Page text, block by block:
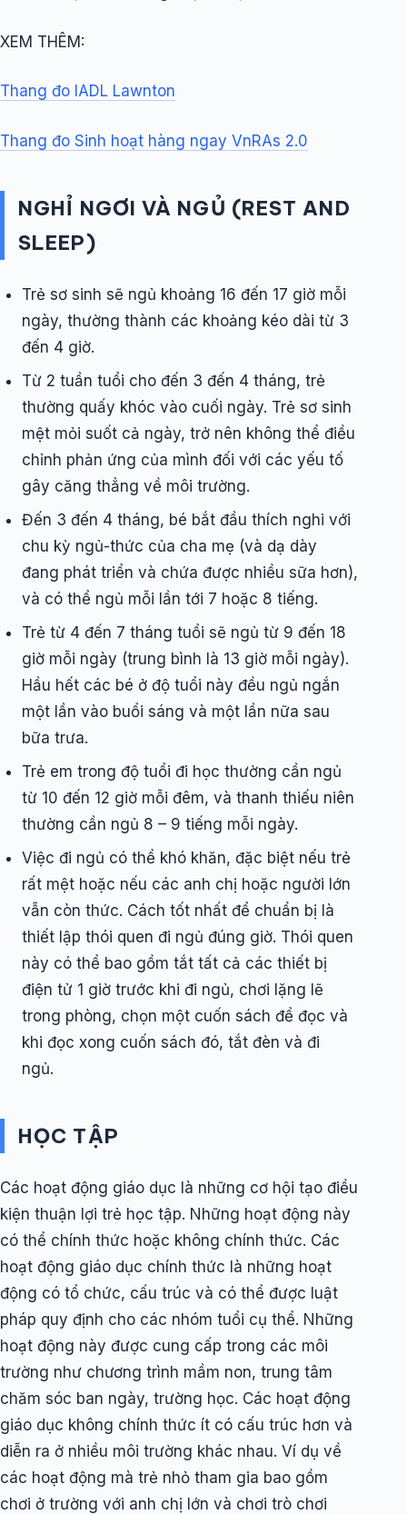
XEM THÊM:
Thang đo IADL Lawnton
Thang đo Sinh hoạt hàng ngay VnRAs 2.0
NGHỈ NGƠI VÀ NGỦ (REST AND
SLEEP)
Trẻ sơ sinh sẽ ngủ khoảng 16 đến 17 giờ mỗi
ngày, thường thành các khoảng kéo dài từ 3
đến 4 giờ.
Từ 2 tuần tuổi cho đến 3 đến 4 tháng, trẻ
thường quấy khóc vào cuối ngày. Trẻ sơ sinh
mệt mỏi suốt cả ngày, trở nên không thể điều
chỉnh phản ứng của mình đối với các yếu tố
gây căng thẳng về môi trường.
Đến 3 đến 4 tháng, bé bắt đầu thích nghi với
chu kỳ ngủ-thức của cha mẹ (và dạ dày
đang phát triển và chứa được nhiều sữa hơn),
và có thể ngủ mỗi lần tới 7 hoặc 8 tiếng.
Trẻ từ 4 đến 7 tháng tuổi sẽ ngủ từ 9 đến 18
giờ mỗi ngày (trung bình là 13 giờ mỗi ngày).
Hầu hết các bé ở độ tuổi này đều ngủ ngắn
một lần vào buổi sáng và một lần nữa sau
bữa trưa.
Trẻ em trong độ tuổi đi học thường cần ngủ
từ 10 đến 12 giờ mỗi đêm, và thanh thiếu niên
thường cần ngủ 8 – 9 tiếng mỗi ngày.
Việc đi ngủ có thể khó khăn, đặc biệt nếu trẻ
rất mệt hoặc nếu các anh chị hoặc người lớn
vẫn còn thức. Cách tốt nhất để chuẩn bị là
thiết lập thói quen đi ngủ đúng giờ. Thói quen
này có thể bao gồm tắt tất cả các thiết bị
điện tử 1 giờ trước khi đi ngủ, chơi lặng lẽ
trong phòng, chọn một cuốn sách để đọc và
khi đọc xong cuốn sách đó, tắt đèn và đi
ngủ.
HỌC TẬP
Các hoạt động giáo dục là những cơ hội tạo điều
kiện thuận lợi trẻ học tập. Những hoạt động này
có thể chính thức hoặc không chính thức. Các
hoạt động giáo dục chính thức là những hoạt
động có tổ chức, cấu trúc và có thể được luật
pháp quy định cho các nhóm tuổi cụ thể. Những
hoạt động này được cung cấp trong các môi
trường như chương trình mầm non, trung tâm
chăm sóc ban ngày, trường học. Các hoạt động
giáo dục không chính thức ít có cấu trúc hơn và
diễn ra ở nhiều môi trường khác nhau. Ví dụ về
các hoạt động mà trẻ nhỏ tham gia bao gồm
chơi ở trường với anh chị lớn và chơi trò chơi